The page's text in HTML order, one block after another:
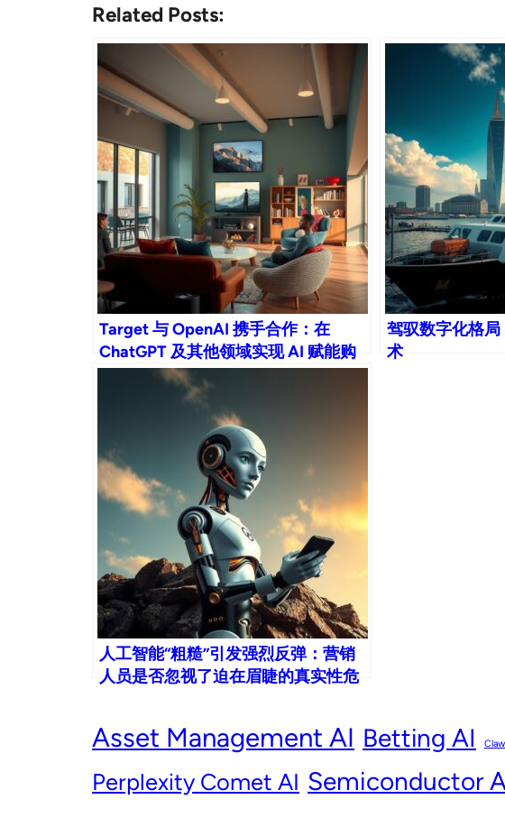
Related Posts:
Target 与 OpenAI 携手合作：在
ChatGPT 及其他领域实现 AI 赋能购
物！
驾驭数字化格
术
人工智能“粗糙”引发强烈反弹：营销
人员是否忽视了迫在眉睫的真实性危
Asset Management AI Betting AI
Perplexity Comet AI Semiconductor